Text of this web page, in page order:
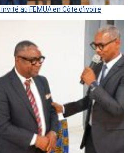
invité au FEMUA en Côte d’ivoire